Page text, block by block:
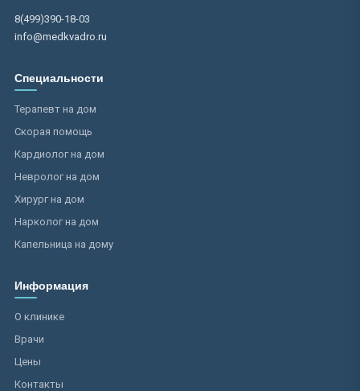
8(499)390-18-03
info@medkvadro.ru
Специальности
Терапевт на дом
Скорая помощь
Кардиолог на дом
Невролог на дом
Хирург на дом
Нарколог на дом
Капельница на дому
Информация
О клинике
Врачи
Цены
Контакты